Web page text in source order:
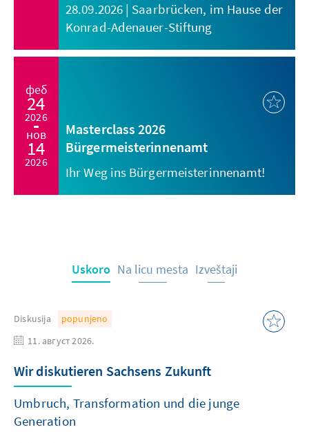
28.09.2026 | Saarbrücken, im Hause der
Konrad-Adenauer-Stiftung
феб
24
2026
нов
14
2026
Masterclass 2026
Bürgermeisterinnenamt
Ihr Weg ins Bürgermeisterinnenamt!
Uskoro Na licu mesta Izveštaji
Diskusija
popunjeno
11. август 2026.
Wir diskutieren Sachsens Zukunft
Umbruch, Transformation und die junge
Generation